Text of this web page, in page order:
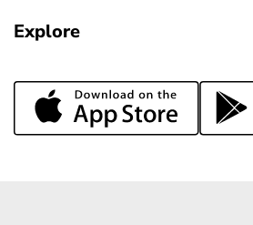
Explore